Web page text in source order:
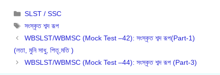
Categories
SLST / SSC
Tags
সংস্কৃত শব্দ রূপ
WBSLST/WBMSC (Mock Test –42): সংস্কৃত শব্দ রূপ(Part-1)
(লতা, মুনি সাধু, পিতৃ,মতি )
WBSLST/WBMSC (Mock Test –44): সংস্কৃত শব্দ রূপ (Part-3)